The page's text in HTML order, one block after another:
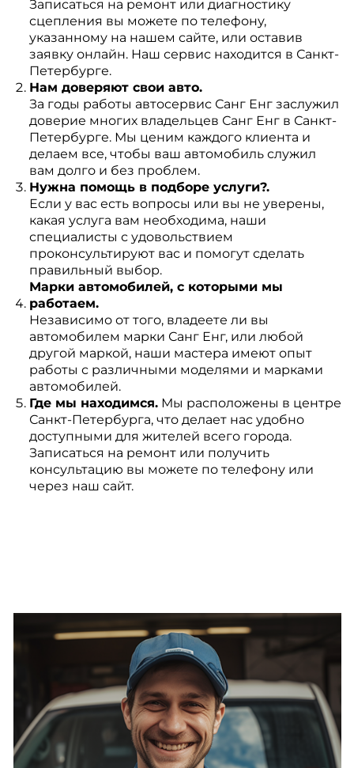
Записаться на ремонт или диагностику
сцепления вы можете по телефону,
указанному на нашем сайте, или оставив
заявку онлайн. Наш сервис находится в Санкт-
Петербурге.
Нам доверяют свои авто.
За годы работы автосервис Санг Енг заслужил
доверие многих владельцев Санг Енг в Санкт-
Петербурге. Мы ценим каждого клиента и
делаем все, чтобы ваш автомобиль служил
вам долго и без проблем.
Нужна помощь в подборе услуги?.
Если у вас есть вопросы или вы не уверены,
какая услуга вам необходима, наши
специалисты с удовольствием
проконсультируют вас и помогут сделать
правильный выбор.
Марки автомобилей, с которыми мы
работаем.
Независимо от того, владеете ли вы
автомобилем марки Санг Енг, или любой
другой маркой, наши мастера имеют опыт
работы с различными моделями и марками
автомобилей.
Где мы находимся.Мы расположены в центре
Санкт-Петербурга, что делает нас удобно
доступными для жителей всего города.
Записаться на ремонт или получить
консультацию вы можете по телефону или
через наш сайт.